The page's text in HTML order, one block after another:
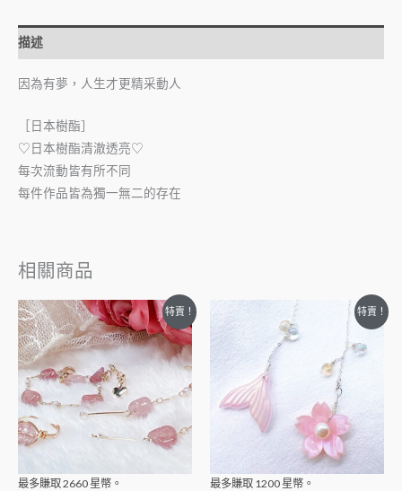
描述
因為有夢，人生才更精采動人
［日本樹酯］
♡日本樹酯清澈透亮♡
每次流動皆有所不同
每件作品皆為獨一無二的存在
相關商品
特賣！
最多賺取2660 星幣。
特賣！
最多賺取 1200 星幣。